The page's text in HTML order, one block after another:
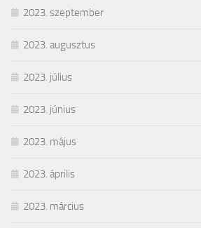
2023. szeptember
2023. augusztus
2023. július
2023. június
2023. május
2023. április
2023. március